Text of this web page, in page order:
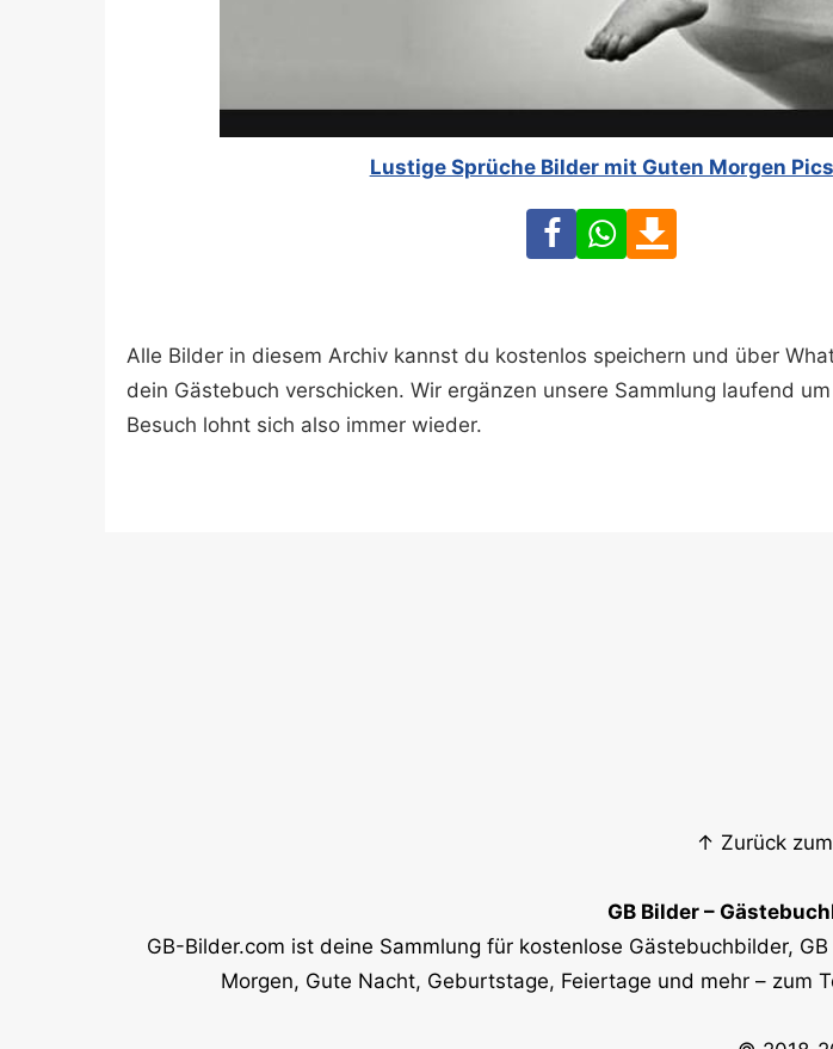
Lustige Sprüche Bilder mit Guten Morgen Pics
FacebookWhatsApp
Alle Bilder in diesem Archiv kannst du kostenlos speichern und über
dein Gästebuch verschicken. Wir ergänzen unsere Sammlung laufend
Besuch lohnt sich also immer wieder.
↑ Zurück
GB Bilder –
GB-Bilder.com ist deine Sammlung für kostenlose Gästebuchbilder,
Morgen, Gute Nacht, Geburtstage, Feiertage und mehr – zum